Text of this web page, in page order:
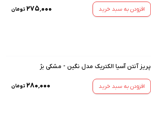
افزودن به سبد خرید ۲۷۵٬۰۰۰ تومان
پریز آنتن آسیا الکتریک مدل نگین - مشکی بژ
افزودن به سبد خرید ۲۸۰٬۰۰۰ تومان